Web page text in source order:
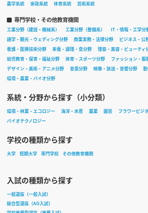
農学系統
家政系統 体育系統 芸術系統
専門学校・その他教育機関
工業分野（建設・機械系） 工業分野（整備系） IT・情報・工学分
語学・観光・ウェディング分野
商業実務・法律分野 ビジネス・公
看護・医療技術分野
栄養・調理・食分野
理容・美容・ビューティ
幼児教育・保育・福祉分野
体育・スポーツ分野
ファッション・服
デザイン・美術・アニメ分野
音楽分野 映像・放送・音響分野
環境・農業・バイオ分野
系統・分野から探す（小分類）
環境・林業・エコロジー 海洋・水産 農業 園芸
フラワービジ
バイオテクノロジー
学校の種類から探す
大学 短期大学 専門学校 その他教育機関
入試の種類から探す
一般選抜（一般入試）
総合型選抜（AO入試）